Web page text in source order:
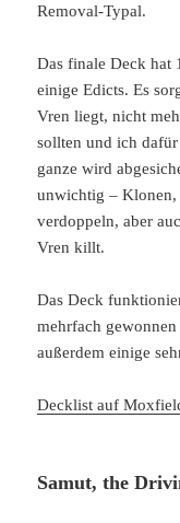
Removal-Typal.
Das finale Deck hat
einige Edicts. Es
Vren liegt, nicht
sollten und ich
ganze wird
unwichtig – Klonen,
verdoppeln, aber
Vren killt.
Das Deck
mehrfach
außerdem einige
Decklist auf
Samut, the